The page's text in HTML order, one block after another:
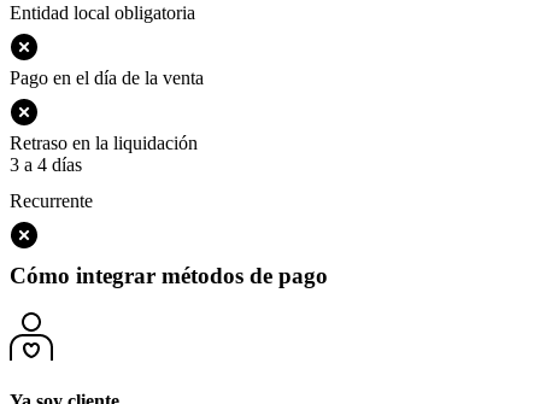
Entidad local obligatoria
Pago en el día de la venta
Retraso en la liquidación
3 a 4 días
Recurrente
Cómo integrar métodos de pago